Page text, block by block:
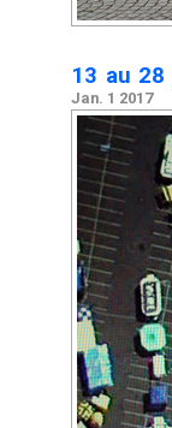
13 au
Jan. 1 2017